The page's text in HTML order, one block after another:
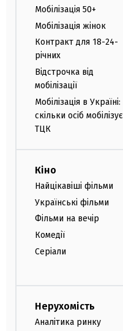
Мобілізація 50+
Мобілізація жінок
Контракт для 18-24-
річних
Відстрочка від
мобілізації
Мобілізація в Україні:
скільки осіб мобілізує
ТЦК
Кіно
Найцікавіші фільми
Українські фільми
Фільми на вечір
Комедії
Серіали
Нерухомість
Аналітика ринку